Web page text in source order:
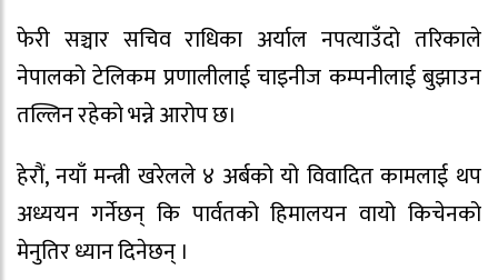
फेरी सञ्चार सचिव राधिका अर्याल नपत्याउँदो तरिकाले
नेपालको टेलिकम प्रणालीलाई चाइनीज कम्पनीलाई बुझाउन
तल्लिन रहेको भन्ने आरोप छ।
हेरौं, नयाँ मन्त्री खरेलले ४ अर्बको यो विवादित कामलाई थप
अध्ययन गर्नेछन् कि पार्वतको हिमालयन वायो किचेनको
मेनुतिर ध्यान दिनेछन् ।